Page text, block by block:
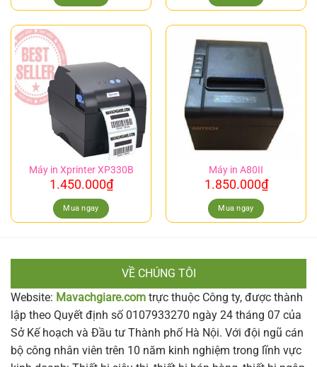
Máy in Xprinter XP330B
1.450.000₫
Mua ngay
Máy in A80II
1.850.000₫
Mua ngay
VỀ CHÚNG TÔI
Website: Mavachgiare.com trực thuộc Công ty, được thành
lập theo Quyết định số 0107933270 ngày 24 tháng 07 của
Sở Kế hoạch và Đầu tư Thành phố Hà Nội. Với đội ngũ cán
bộ công nhân viên trên 10 năm kinh nghiệm trong lĩnh vực